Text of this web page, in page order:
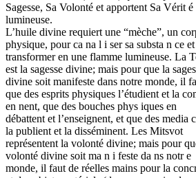
Sagesse, Sa Volonté et apportent Sa Vérit é
lumineuse.
L’huile divine requiert une “mèche”, un
physique, pour ca na l i ser sa substa n ce
transformer en une flamme lumineuse. La
est la sagesse divine; mais pour que la
divine soit manifeste dans notre monde, il
que des esprits physiques l’étudient et la
en nent, que des bouches phys iques en
débattent et l’enseignent, et que des media
la publient et la disséminent. Les Mitsvot
représentent la volonté divine; mais pour
volonté divine soit ma n i feste da ns notr e
monde, il faut de réelles mains pour la